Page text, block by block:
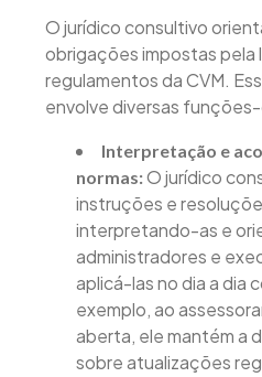
O jurídico consultivo
obrigações impostas pela
regulamentos da CVM.
envolve diversas
Interpretação e
normas:O jurídico
instruções e
interpretando-as e
administradores e
aplicá-las no dia a dia
exemplo, ao
aberta, ele mantém a
sobre atualizações